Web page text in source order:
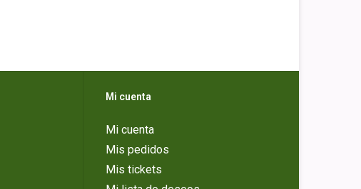
Mi cuenta
Mi cuenta
Mis pedidos
Mis tickets